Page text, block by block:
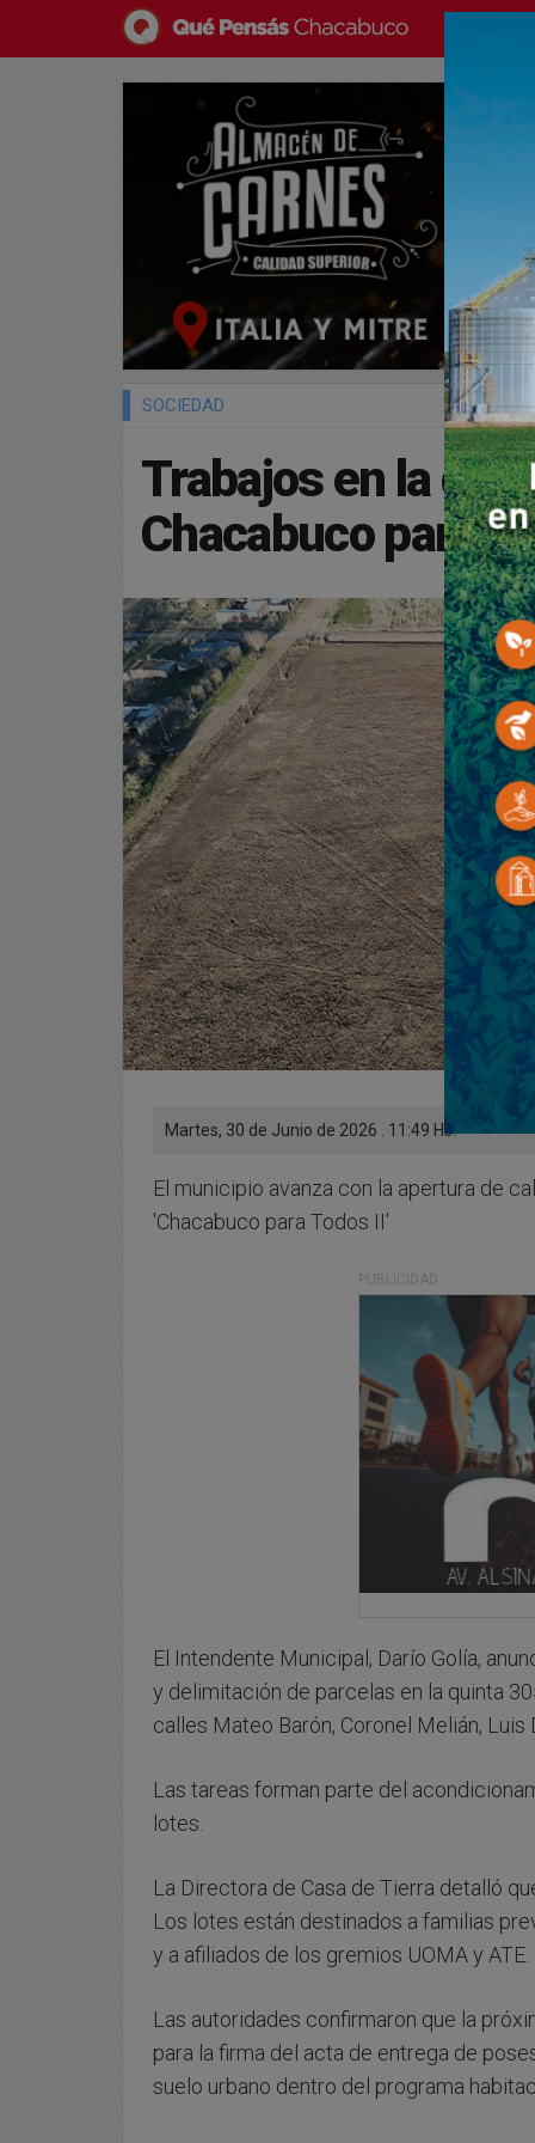
SOCIEDAD
Trabajos en la
Chacabuco para
Martes, 30 de Junio de 2026 . 11:49 Hs.
El municipio avanza con la apertura de
'Chacabuco para Todos II'
PUBLICIDAD
El Intendente Municipal, Darío Golía,
y delimitación de parcelas en la quinta
calles Mateo Barón, Coronel Melián, Luis
Las tareas forman parte del
lotes.
La Directora de Casa de Tierra detalló
Los lotes están destinados a familias
y a afiliados de los gremios UOMA y ATE.
Las autoridades confirmaron que la
para la firma del acta de entrega de
suelo urbano dentro del programa